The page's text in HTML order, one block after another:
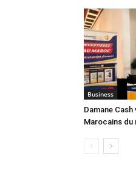
Business
Damane
Marocains du